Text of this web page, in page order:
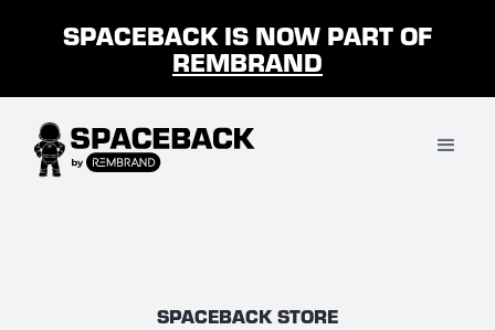
SPACEBACK IS NOW PART OF
REMBRAND
SPACEBACK STORE